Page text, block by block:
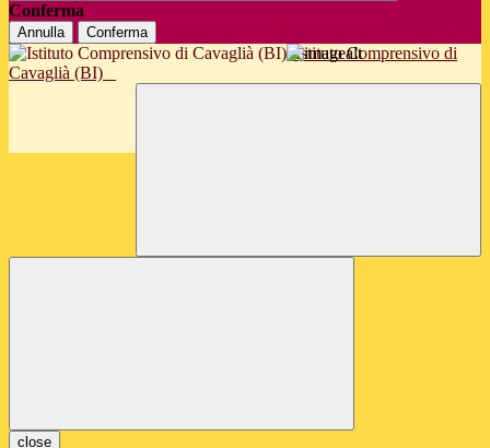
Conferma
Annulla Conferma
Istituto Comprensivo di
Cavaglià (BI)
close